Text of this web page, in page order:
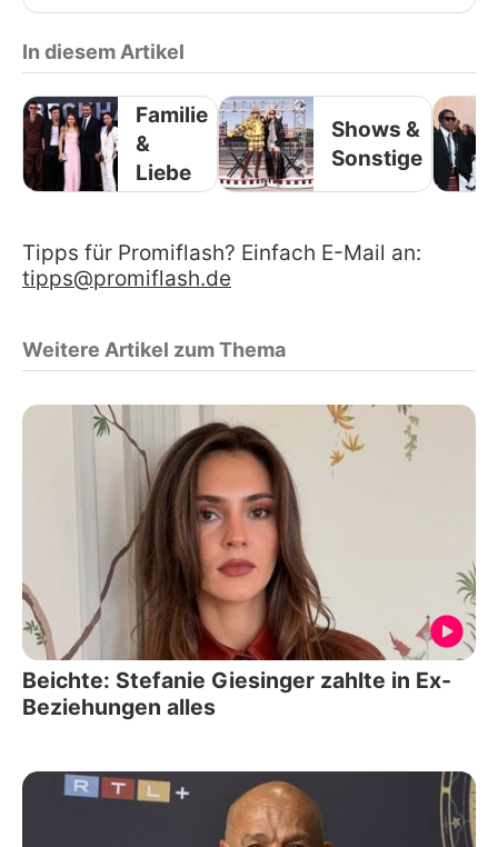
In diesem Artikel
Familie
&
Liebe
Shows &
Sonstige
Tipps für Promiflash? Einfach E-Mail an:
tipps@promiflash.de
Weitere Artikel zum Thema
Beichte: Stefanie Giesinger zahlte in Ex-
Beziehungen alles